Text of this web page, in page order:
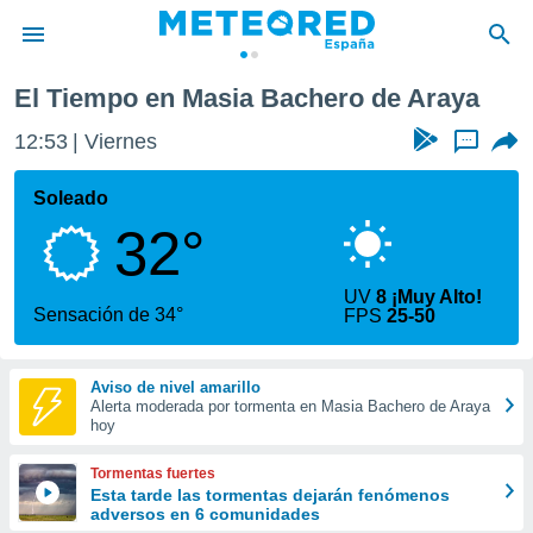
de
por
que se
calidad.
a este
las
y
forma
digital
basada
El Tiempo en Masia Bachero de Araya
12:53 Viernes ...
Soleado
32°
Sensación de 34°
UV8 ¡Muy Alto!
FPS25-50
Aviso de nivel amarillo
Alerta moderada por tormenta en Masia Bachero de Araya
hoy
Tormentas fuertes
Esta tarde las tormentas dejarán fenómenos
adversos en 6 comunidades